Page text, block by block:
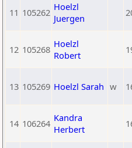
11 105262 Hoelzl
Juergen
12 105268 Hoelzl
Robert
13 105269 Hoelzl Sarah w
14 106264 Kandra
Herbert